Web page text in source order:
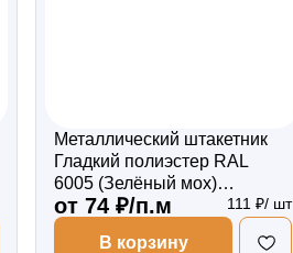
Металлический штакетник
Гладкий полиэстер RAL
6005 (Зелёный мох)
1500*87*0,45 односторонний
Фигурный
от 74 ₽/п.м 111 ₽/ шт
В корзину